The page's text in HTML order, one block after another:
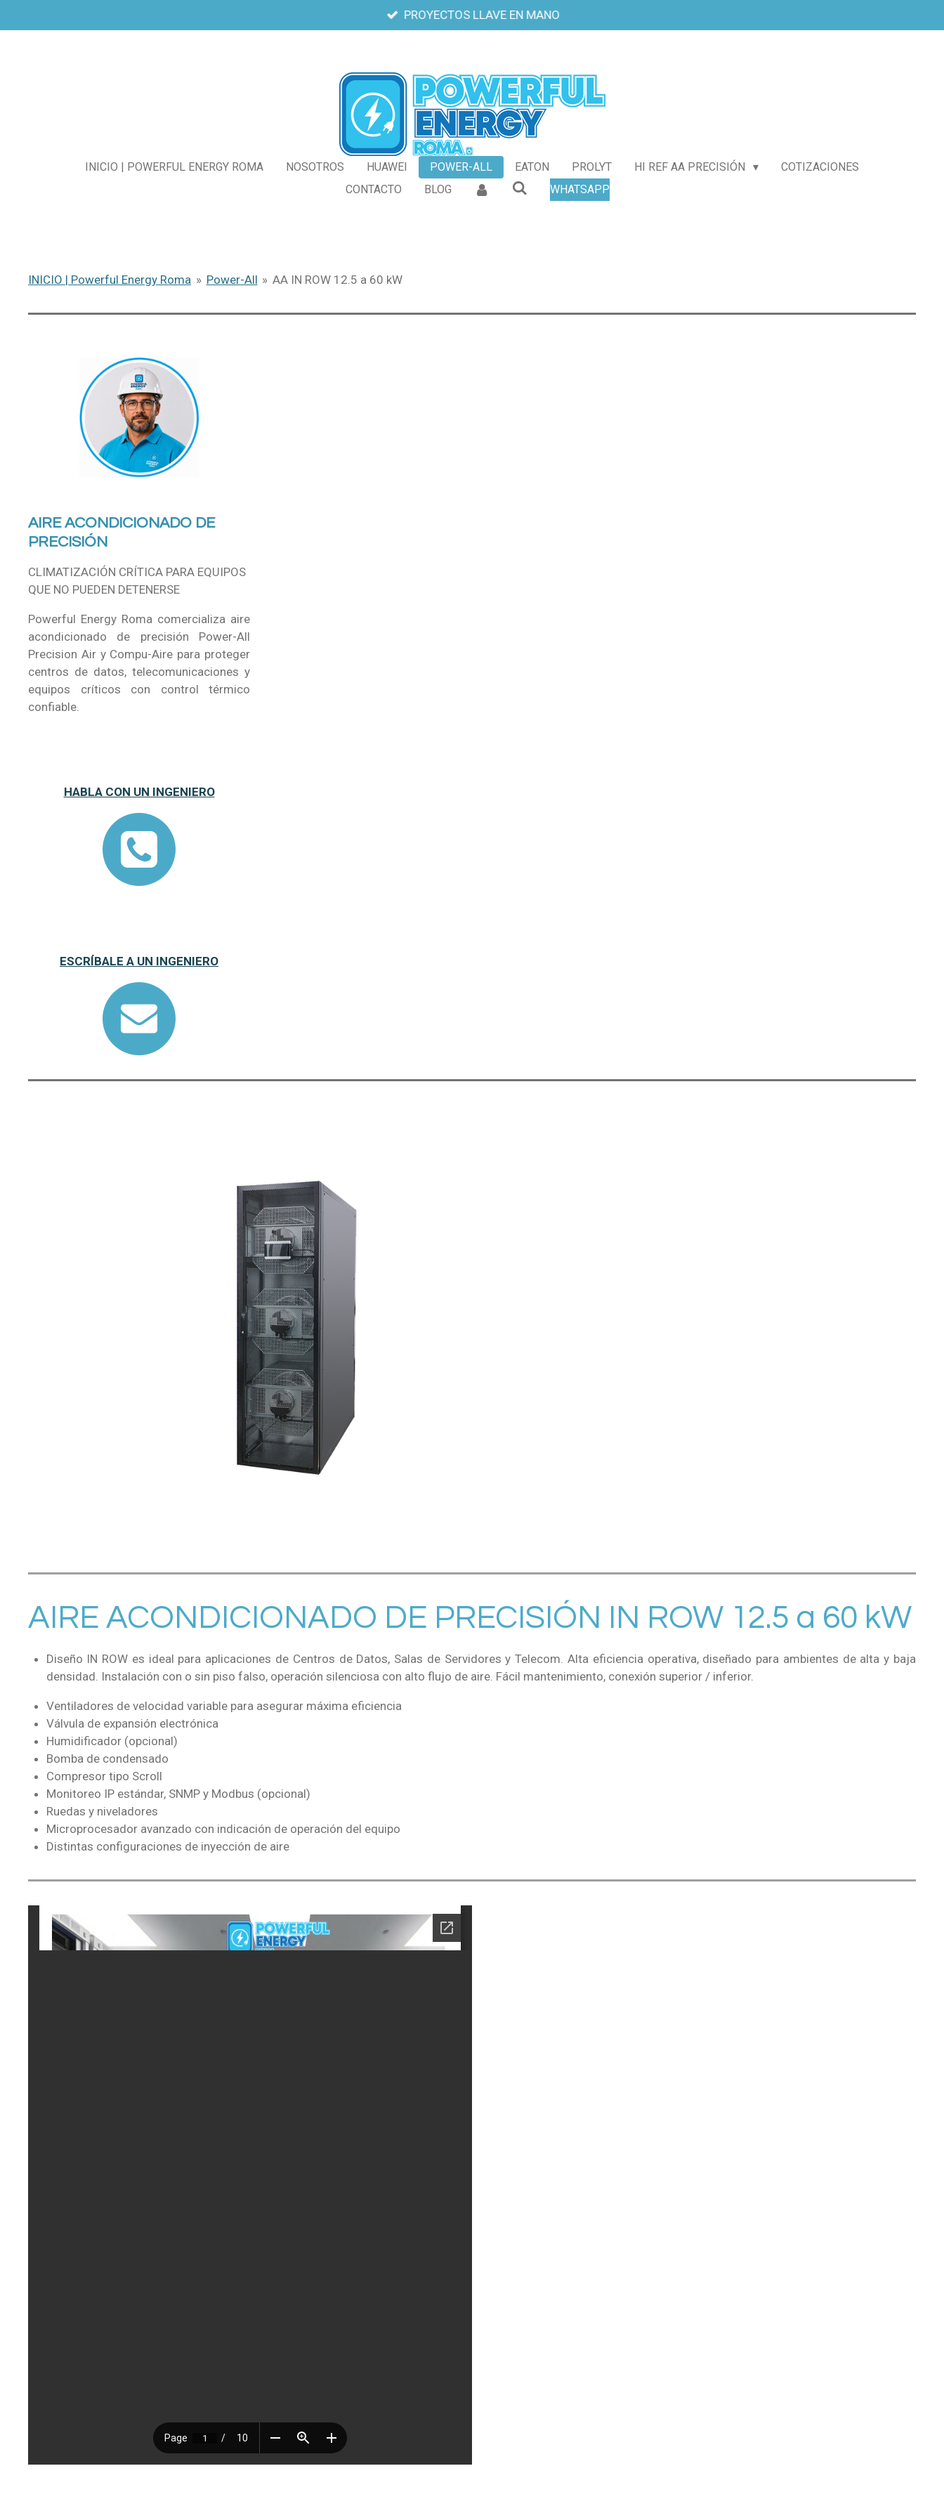
al
PROYECTOS LLAVE EN MANO
INICIO | POWERFUL ENERGY ROMA NOSOTROS HUAWEI POWER-ALL EATON PROLYT HI REF AA PRECISIÓN
COTIZACIONES
CONTACTO
BLOG WHATSAPP
INICIO | Powerful Energy Roma » Power-All » AA IN ROW 12.5 a 60 kW
AIRE ACONDICIONADO DE
PRECISIÓN
CLIMATIZACIÓN CRÍTICA PARA EQUIPOS
QUE NO PUEDEN DETENERSE
Powerful Energy Roma comercializa aire
acondicionado de precisión Power-All
Precision Air y Compu-Aire para proteger
centros de datos, telecomunicaciones y
equipos críticos con control térmico
confiable.
HABLA CON UN INGENIERO
ESCRÍBALE A UN INGENIERO
AIRE ACONDICIONADO DE PRECISIÓN IN ROW 12.5 a 60 kW
Diseño IN ROW es ideal para aplicaciones de Centros de Datos, Salas de Servidores y Telecom. Alta eficiencia operativa, diseñado para ambientes de alta y baja
densidad. Instalación con o sin piso falso, operación silenciosa con alto flujo de aire. Fácil mantenimiento, conexión superior / inferior.
Ventiladores de velocidad variable para asegurar máxima eficiencia
Válvula de expansión electrónica
Humidificador (opcional)
Bomba de condensado
Compresor tipo Scroll
Monitoreo IP estándar, SNMP y Modbus (opcional)
Ruedas y niveladores
Microprocesador avanzado con indicación de operación del equipo
Distintas configuraciones de inyección de aire